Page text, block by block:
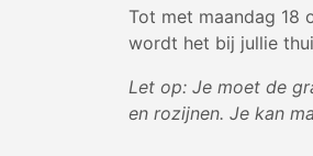
Tot met maandag 18
wordt het bij jullie
Let op: Je moet de
en rozijnen. Je kan